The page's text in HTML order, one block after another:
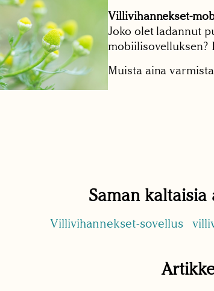
Villivihannekset-
Joko olet ladannut
mobiilisovelluksen?
Muista aina
Saman kaltaisia
Villivihannekset-sovellus